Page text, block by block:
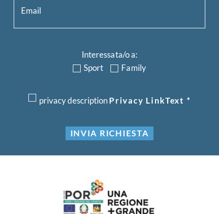
Interessata/o a:
Sport
Family
privacy descriptionPrivacy LinkText *
INVIA RICHIESTA